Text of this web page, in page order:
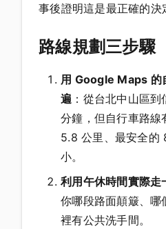
事後證明這是最正確的決
路線規劃三步驟
用 Google Maps 的
遍 ：從台北中山區
分鐘，但自行車路線
5.8 公里、最安全的
小。
利用午休時間實際走
你哪段路面顛簸、哪
裡有公共洗手間。